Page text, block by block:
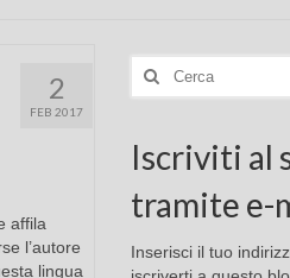
2
FEB 2017
affila
l’autore
lingua
Cerca:
Iscriviti al
tramite e-
Inserisci il tuo